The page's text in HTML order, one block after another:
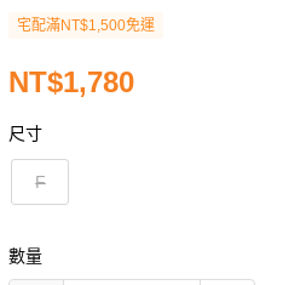
宅配滿NT$1,500免運
NT$1,780
尺寸
F
數量